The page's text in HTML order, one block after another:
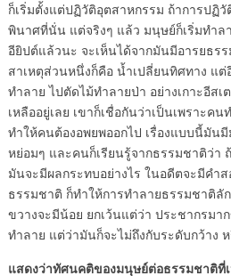
ก็เริ่มตั้งแต่ปฏิวัติอุตสาหกรรม ถ้าการปฏิ
พินาศที่นั่น แต่จริงๆ แล้ว มนุษย์ก็เริ่มทำ
อียิปต์แล้วนะ จะเห็นได้จากมันมีอารยธร
สาเหตุส่วนหนึ่งก็คือ น้ำเปลี่ยนทิศทาง แต่
ทำลาย ไปตัดไม้ทำลายป่า อย่างเกาะอีส
เหลืออยู่เลย เขาก็เชื่อกันว่าเป็นเพราะค
ทำให้คนต้องอพยพออกไป เรื่องแบบนี้มัน
หย่อมๆ และคนก็เรียนรู้จากธรรมชาติว่า
มันจะมีผลกระทบอย่างไร ในอดีตจะมีคำ
ธรรมชาติ ก็ทำให้การทำลายธรรมชาติ
ขวางจะมีน้อย ยกเว้นแต่ว่า ประชากรมา
ทำลาย แต่ว่ามันก็จะไม่ถึงกับระดับกว้าง
แสดงว่าทัศนคติของมนุษย์ต่อธรรมชาติที่